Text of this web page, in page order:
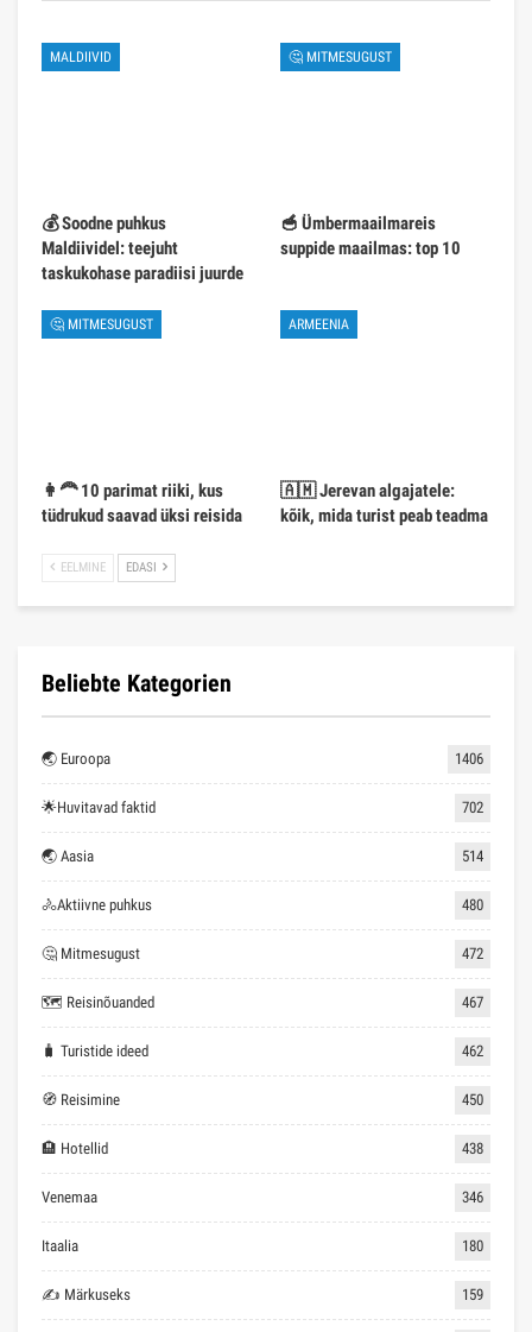
MALDIIVID
💰 Soodne puhkus
Maldiividel: teejuht
taskukohase paradiisi juurde
🤔 MITMESUGUST
🥣 Ümbermaailmareis
suppide maailmas: top 10
🤔 MITMESUGUST
👩‍🦰 10 parimat riiki, kus
tüdrukud saavad üksi reisida
ARMEENIA
🇦🇲 Jerevan algajatele:
kõik, mida turist peab teadma
EELMINE EDASI
Beliebte Kategorien
🌏 Euroopa 1406
🌟Huvitavad faktid 702
🌏 Aasia 514
🚴Aktiivne puhkus 480
🤔 Mitmesugust 472
🗺 Reisinõuanded 467
🧳 Turistide ideed 462
🧭 Reisimine 450
🏨 Hotellid 438
Venemaa 346
Itaalia 180
✍ Märkuseks 159